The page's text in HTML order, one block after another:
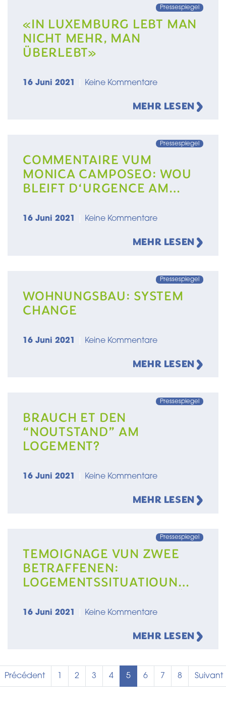
Pressespiegel
«IN LUXEMBURG LEBT MAN
NICHT MEHR, MAN
ÜBERLEBT»
16 Juni 2021 Keine Kommentare
MEHR LESEN
Pressespiegel
COMMENTAIRE VUM
MONICA CAMPOSEO: WOU
BLEIFT D‘URGENCE AM
16 Juni 2021 Keine Kommentare
MEHR LESEN
Pressespiegel
WOHNUNGSBAU: SYSTEM
CHANGE
16 Juni 2021 Keine Kommentare
MEHR LESEN
Pressespiegel
BRAUCH ET DEN
“NOUTSTAND” AM
LOGEMENT?
16 Juni 2021 Keine Kommentare
MEHR LESEN
Pressespiegel
TEMOIGNAGE VUN ZWEE
BETRAFFENEN:
LOGEMENTSSITUATIOUN
VU JOER ZU JOER MÉI AKUT
16 Juni 2021 Keine Kommentare
MEHR LESEN
Seitennummerierung
Vorherige Seite
Précédent SeiteSeite
2 Seite
3 Seite
4 Aktuelle Seite
5 Seite
6 Seite
7 Seite
8 Suivant